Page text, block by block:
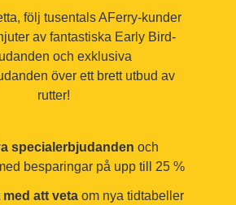
följ tusentals AFerry-kunder
av fantastiska Early Bird-
och exklusiva
över ett brett utbud av
rutter!
specialerbjudanden och
besparingar på upp till 25 %
att veta om nya tidtabeller